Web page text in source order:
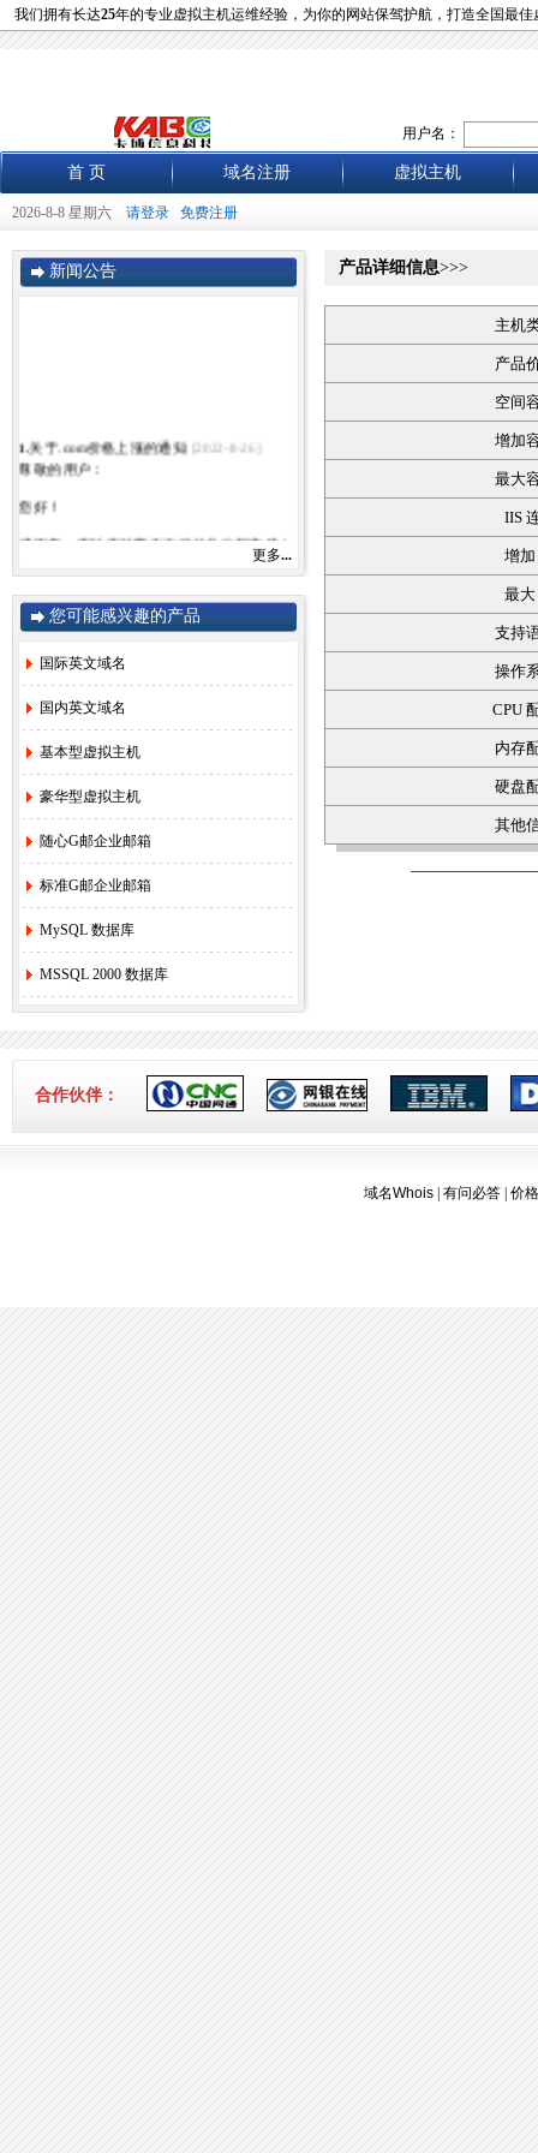
我们拥有长达25年的专业虚拟主机运维经验，为你的网站保驾护航，打造全国最佳
用户名：
首 页 域名注册 虚拟主机
2026-8-8 星期六 请登录 免费注册
新闻公告
1.关于.com价格上涨的通知 [2022-8-26]
尊敬的用户：
您好！
感谢您一直以来对赛友在线的关注和支持！
由于注册局成本上涨，我司将于2022年9月1
日开始对.com后缀域名注册和续费价格进行
调整。
.com注册首年以及续费上涨幅度5元/每年，
详情参考赛友在线域名价格总览。
如果您需要使用，管理以上业务，敬请您提
早办理，谢谢!
赛友在线
2022年08月26日
关于《全面实行域名实名制》的紧急通
知！ [2022-6-23]
3. 关于.com价格调整的通知
4. 香港独享服务器69硬件升级通知！ [2020-
3-24]
11-27]
6.国际域名(.COM)续费价格调整通知 [2019-
8-21]
7.香港独享服务器71网站迁移通知！ [2018-
更多...
您可能感兴趣的产品
国际英文域名
国内英文域名
基本型虚拟主机
豪华型虚拟主机
随心G邮企业邮箱
标准G邮企业邮箱
MySQL 数据库
MSSQL 2000 数据库
产品详细信息>>>
主机
产品
空间
增加
最大
IIS
增加
最大
支持
操作
CPU
内存
硬盘
其他
合作伙伴：
域名Whois 有问必答 价